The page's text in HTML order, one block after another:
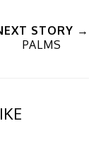
STORY →
PALMS